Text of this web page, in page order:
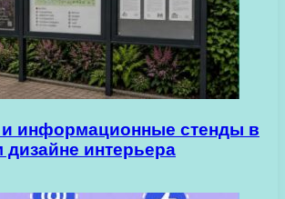
информационные стенды в
интерьера